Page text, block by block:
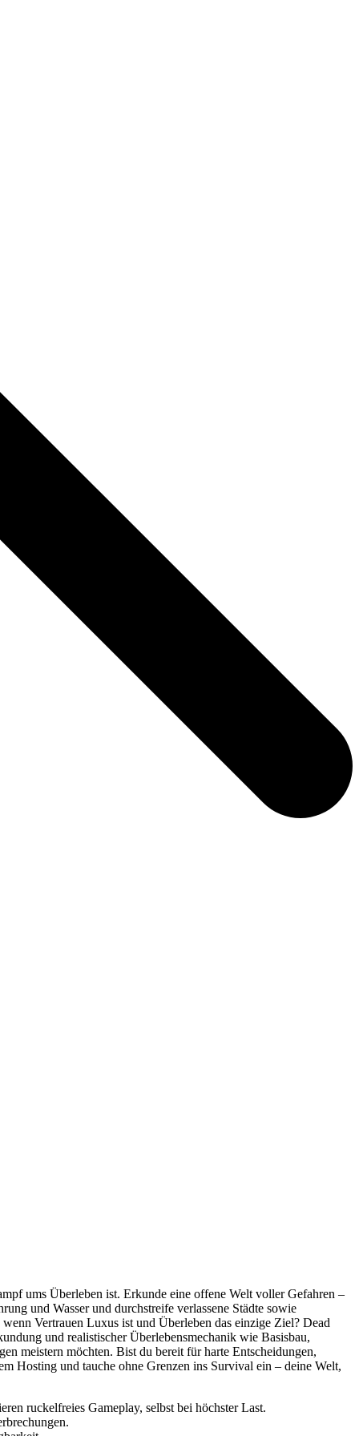
ums Überleben ist. Erkunde eine offene Welt voller Gefahren –
und Wasser und durchstreife verlassene Städte sowie
Vertrauen Luxus ist und Überleben das einzige Ziel? Dead
und realistischer Überlebensmechanik wie Basisbau,
meistern möchten. Bist du bereit für harte Entscheidungen,
Hosting und tauche ohne Grenzen ins Survival ein – deine Welt,
ruckelfreies Gameplay, selbst bei höchster Last.